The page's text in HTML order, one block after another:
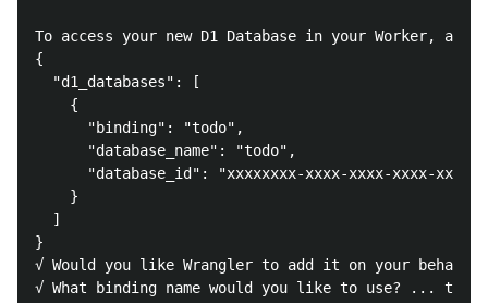
To access your new D1 Database in your Worker,
{
  "d1_databases": [
    {
      "binding": "todo",
      "database_name": "todo",
"database_id": "xxxxxxxx-xxxx-xxxx-xxxx-
    }
  ]
}
√ Would you like Wrangler to add it on your
√ What binding name would you like to use? ... todo